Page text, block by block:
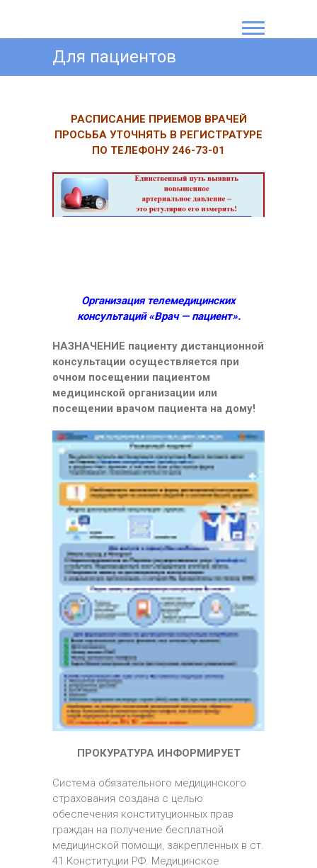
i
СПб ГБУЗ "Детская
городская
Для пациентов
РАСПИСАНИЕ ПРИЕМОВ ВРАЧЕЙ
ПРОСЬБА УТОЧНЯТЬ В РЕГИСТРАТУРЕ
ПО ТЕЛЕФОНУ 246-73-01
Организация телемедицинских
консультаций «Врач — пациент».
НАЗНАЧЕНИЕ пациенту дистанционной
консультации осуществляется при
очном посещении пациентом
медицинской организации или
посещении врачом пациента на дому!
ПРОКУРАТУРА ИНФОРМИРУЕТ
Система обязательного медицинского
страхования создана с целью
обеспечения конституционных прав
граждан на получение бесплатной
медицинской помощи, закрепленных в ст.
41 Конституции РФ. Медицинское